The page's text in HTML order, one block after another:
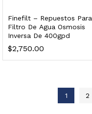
Finefilt – Repuestos Para
Filtro De Agua Osmosis
Inversa De 400gpd
$2,750.00
1 2